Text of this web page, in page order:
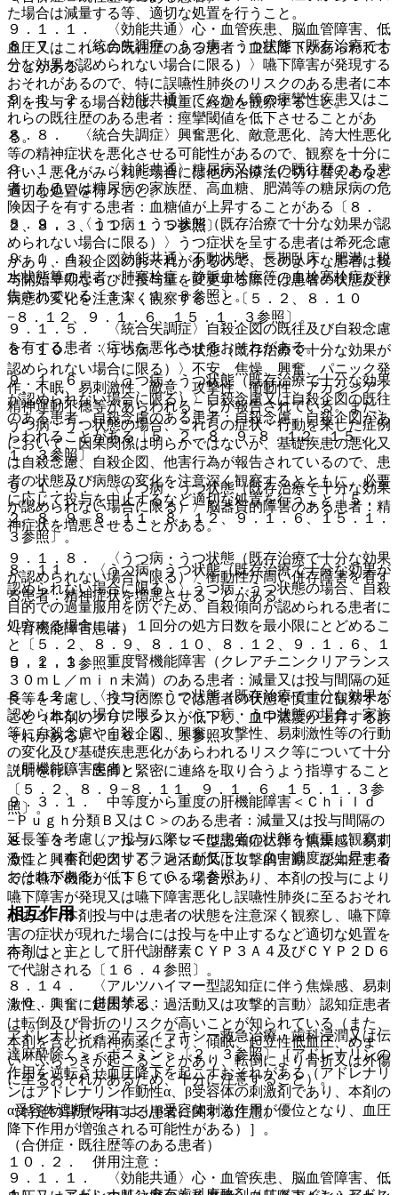
９．１．１． 〈効能共通〉心・血管疾患、脳血管障害、低
血圧又はこれらの既往歴のある患者：血圧降下があらわれる
ことがある。
９．１．２． 〈効能共通〉てんかん等の痙攣性疾患又はこ
れらの既往歴のある患者：痙攣閾値を低下させることがあ
る。
９．１．３． 〈効能共通〉糖尿病又はその既往歴のある患
者、あるいは糖尿病の家族歴、高血糖、肥満等の糖尿病の危
険因子を有する患者：血糖値が上昇することがある〔８．
２、８．３、１１．１．５参照〕。
９．１．４． 〈効能共通〉不動状態、長期臥床、肥満、脱
水状態等の患者：肺塞栓症、静脈血栓症等の血栓塞栓症が報
告されている〔１１．１．８参照〕。
９．１．５． 〈統合失調症〉自殺企図の既往及び自殺念慮
を有する患者：症状を悪化させるおそれがある。
９．１．６． 〈うつ病・うつ状態（既存治療で十分な効果
が認められない場合に限る）〉自殺念慮又は自殺企図の既往
のある患者、自殺念慮のある患者：自殺念慮、自殺企図があ
らわれることがある〔５．２、８．９−８．１２、１５．
１．３参照〕。
９．１．７． 〈うつ病・うつ状態（既存治療で十分な効果
が認められない場合に限る）〉脳器質的障害のある患者：精
神症状を増悪させることがある。
９．１．８． 〈うつ病・うつ状態（既存治療で十分な効果
が認められない場合に限る）〉衝動性が高い併存障害を有す
る患者：精神症状を増悪させることがある。
（腎機能障害患者）
９．２．１． 重度腎機能障害（クレアチニンクリアランス
３０ｍＬ／ｍｉｎ未満）のある患者：減量又は投与間隔の延
長等を考慮し、投与に際しては患者の状態を慎重に観察する
こと（本剤のクリアランスが低下し、血中濃度が上昇するお
それがある）〔１６．６．１参照〕。
（肝機能障害患者）
９．３．１． 中等度から重度の肝機能障害＜Ｃｈｉｌｄ
−Ｐｕｇｈ分類Ｂ又はＣ＞のある患者：減量又は投与間隔の
延長等を考慮し、投与に際しては患者の状態を慎重に観察す
ること（本剤のクリアランスが低下し、血中濃度が上昇する
おそれがある）〔１６．６．２参照〕。
相互作用
本剤は、主として肝代謝酵素ＣＹＰ３Ａ４及びＣＹＰ２Ｄ６
で代謝される〔１６．４参照〕。
１０．１． 併用禁忌：
アドレナリン＜アナフィラキシー救急治療・歯科浸潤又は伝
達麻酔除く＞＜ボスミン＞〔２．３参照〕［アドレナリンの
作用を逆転させ血圧降下を起こすおそれがある（アドレナリ
ンはアドレナリン作動性α、β受容体の刺激剤であり、本剤の
α受容体遮断作用によりβ受容体刺激作用が優位となり、血圧
降下作用が増強される可能性がある）］。
１０．２． 併用注意：
た場合は減量する等、適切な処置を行うこと。
８．７． 〈統合失調症、うつ病・うつ状態（既存治療で十
分な効果が認められない場合に限る）〉嚥下障害が発現する
おそれがあるので、特に誤嚥性肺炎のリスクのある患者に本
剤を投与する場合には、慎重に経過を観察すること。
８．８． 〈統合失調症〉興奮悪化、敵意悪化、誇大性悪化
等の精神症状を悪化させる可能性があるので、観察を十分に
行い、悪化がみられた場合には他の治療法に切り替えるなど
適切な処置を行うこと。
８．９． 〈うつ病・うつ状態（既存治療で十分な効果が認
められない場合に限る）〉うつ症状を呈する患者は希死念慮
があり、自殺企図のおそれがあるので、このような患者は投
与開始早期ならびに投与量を変更する際には患者の状態及び
病態の変化を注意深く観察すること〔５．２、８．１０
−８．１２、９．１．６、１５．１．３参照〕。
８．１０． 〈うつ病・うつ状態（既存治療で十分な効果が
認められない場合に限る）〉不安、焦燥、興奮、パニック発
作、不眠、易刺激性、敵意、攻撃性、衝動性、アカシジア／
精神運動不穏等があらわれることが報告されている。また、
うつ病・うつ状態の場合、これらの症状・行動を来した症例
において、因果関係は明らかではないが、基礎疾患の悪化又
は自殺念慮、自殺企図、他害行為が報告されているので、患
者の状態及び病態の変化を注意深く観察するとともに、必要
に応じて投与を中止するなど適切な処置を行うこと〔５．
２、８．９、８．１１、８．１２、９．１．６、１５．１．
３参照〕。
８．１１． 〈うつ病・うつ状態（既存治療で十分な効果が
認められない場合に限る）〉うつ病・うつ状態の場合、自殺
目的での過量服用を防ぐため、自殺傾向が認められる患者に
処方する場合には、１回分の処方日数を最小限にとどめるこ
と〔５．２、８．９、８．１０、８．１２、９．１．６、１
５．１．３参照〕。
８．１２． 〈うつ病・うつ状態（既存治療で十分な効果が
認められない場合に限る）〉うつ病・うつ状態の場合、家族
等に自殺念慮や自殺企図、興奮、攻撃性、易刺激性等の行動
の変化及び基礎疾患悪化があらわれるリスク等について十分
説明を行い、医師と緊密に連絡を取り合うよう指導すること
〔５．２、８．９−８．１１、９．１．６、１５．１．３参
照〕。
８．１３． 〈アルツハイマー型認知症に伴う焦燥感、易刺
激性、興奮に起因する、過活動又は攻撃的言動〉認知症患者
では嚥下機能が低下している場合があり、本剤の投与により
嚥下障害が発現又は嚥下障害悪化し誤嚥性肺炎に至るおそれ
がある（本剤投与中は患者の状態を注意深く観察し、嚥下障
害の症状が現れた場合には投与を中止するなど適切な処置を
行うこと）。
８．１４． 〈アルツハイマー型認知症に伴う焦燥感、易刺
激性、興奮に起因する、過活動又は攻撃的言動〉認知症患者
は転倒及び骨折のリスクが高いことが知られている（また、
本剤を含む抗精神病薬により、傾眠、起立性低血圧、めま
い、ふらつきが起こることがあり、転倒により骨折又は外傷
に至るおそれがあるため、十分に注意すること）。
（特定の背景を有する患者に関する注意）
（合併症・既往歴等のある患者）
９．１．１． 〈効能共通〉心・血管疾患、脳血管障害、低